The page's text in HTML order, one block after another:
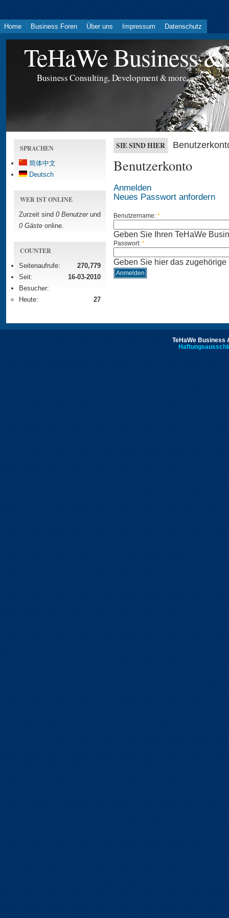
Home Business Foren Über uns Impressum Datenschutz
TeHaWe Business
Business Consulting, Development & more...
SPRACHEN
简体中文
Deutsch
WER IST ONLINE
Zurzeit sind 0 Benutzerund
0 Gäste online.
COUNTER
Seitenaufrufe:
270,779
Seit:
16-03-2010
Besucher:
Heute:
27
SIE SIND HIER
Benutzerkonto
Anmelden
Neues Passwort anfordern
Benutzername: *
Geben Sie Ihren TeHaWe
Passwort: *
Geben Sie hier das zugehörige
TeHaWe Business